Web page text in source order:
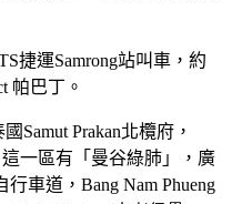
捷運Samrong站叫車，約
帕巴丁。
Samut Prakan北欖府，
這一區有「曼谷綠肺」，廣
車道，Bang Nam Phueng